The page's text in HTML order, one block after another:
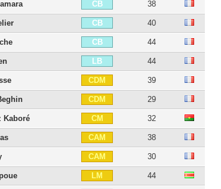
CB 38
CB 40
CB 44
LB 44
CDM 39
CDM 29
Kaboré CM 32
CAM 38
CAM 30
LM 44